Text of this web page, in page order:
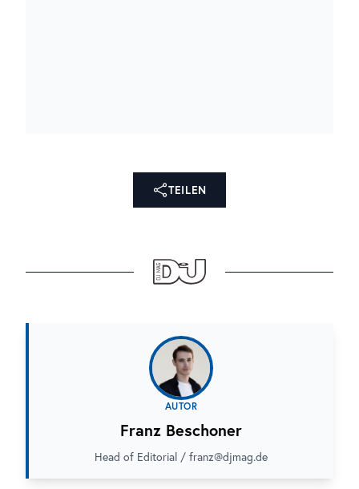
TEILEN
AUTOR
Franz Beschoner
Head of Editorial / franz@djmag.de